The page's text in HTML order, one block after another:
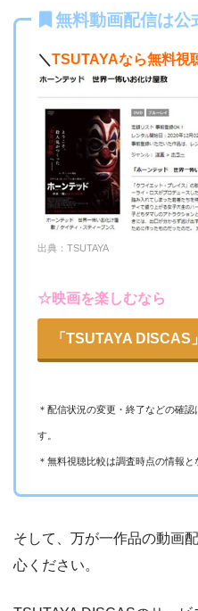
テレ朝動画
ー
ネットもテレ東
ー
ー
ー
ー
無料動画配信は公
＼ TSUTAYAなら無料視
出典：TSUTAYA
☆映画を楽しむなら
「TSUTAYA
＊配信状況の変更・終了などの確
す。
＊無料視聴比較は調査時点の情報と
そして、万が一作品の動画
心ください。